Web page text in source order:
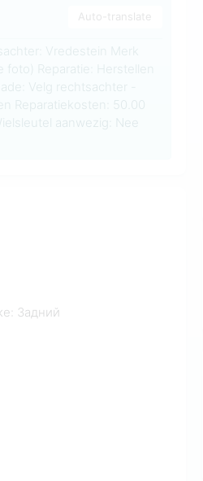
Auto-translate
Vredestein Merk
Reparatie: Herstellen
Velg rechtsachter -
Reparatiekosten: 50.00
aanwezig: Nee
Задний